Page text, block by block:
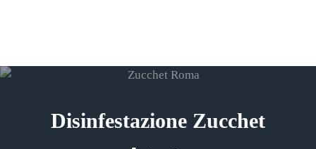
Disinfestazione Zucchet